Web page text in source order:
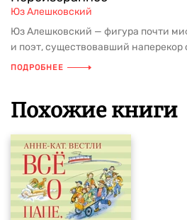
Юз Алешковский
Юз Алешковский — фигура почти
и поэт, существовавший
ПОДРОБНЕЕ
Похожие книги